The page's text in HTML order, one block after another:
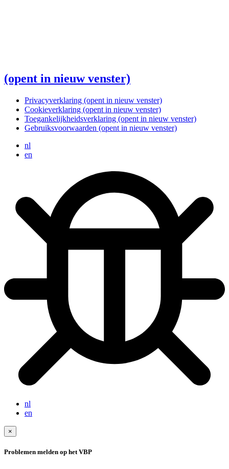
(opent in nieuw venster)
Privacyverklaring (opent in nieuw venster)
Cookieverklaring (opent in nieuw venster)
Toegankelijkheidsverklaring (opent in nieuw venster)
Gebruiksvoorwaarden (opent in nieuw venster)
nl
en
nl
en
×
Problemen melden op het VBP